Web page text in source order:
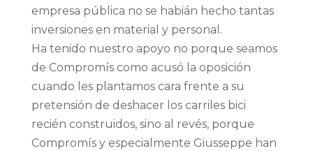
empresa pública no se habián hecho tantas
inversiones en material y personal.
Ha tenido nuestro apoyo no porque seamos
de Compromís como acusó la oposición
cuando les plantamos cara frente a su
pretensión de deshacer los carriles bici
recién construidos, sino al revés, porque
Compromís y especialmente Giusseppe han